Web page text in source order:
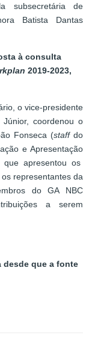
subsecretária de
Batista Dantas
à consulta
2019-2023,
o vice-presidente
coordenou o
Fonseca (staffdo
e Apresentação
que apresentou os
representantes da
do GA NBC
a serem
desde que a fonte